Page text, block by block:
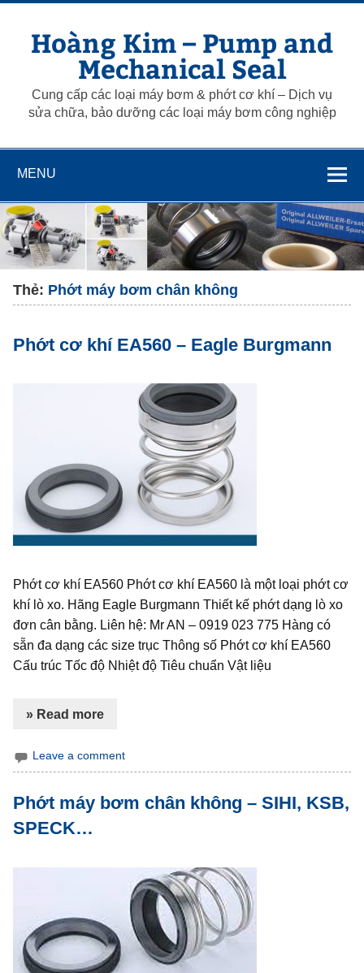
Skip
contentHoàng Kim – Pump and
Mechanical Seal
Cung cấp các loại máy bơm & phớt cơ khí – Dịch vụ
sửa chữa, bảo dưỡng các loại máy bơm công nghiệp
MENU
Thẻ: Phớt máy bơm chân không
Phớt cơ khí EA560 – Eagle Burgmann
Phớt cơ khí EA560 Phớt cơ khí EA560 là một loại phớt cơ
khí lò xo. Hãng Eagle Burgmann Thiết kế phớt dạng lò xo
đơn cân bằng. Liên hệ: Mr AN – 0919 023 775 Hàng có
sẵn đa dạng các size trục Thông số Phớt cơ khí EA560
Cấu trúc Tốc độ Nhiệt độ Tiêu chuẩn Vật liệu
» Read more
Leave a comment
Phớt máy bơm chân không – SIHI, KSB,
SPECK…